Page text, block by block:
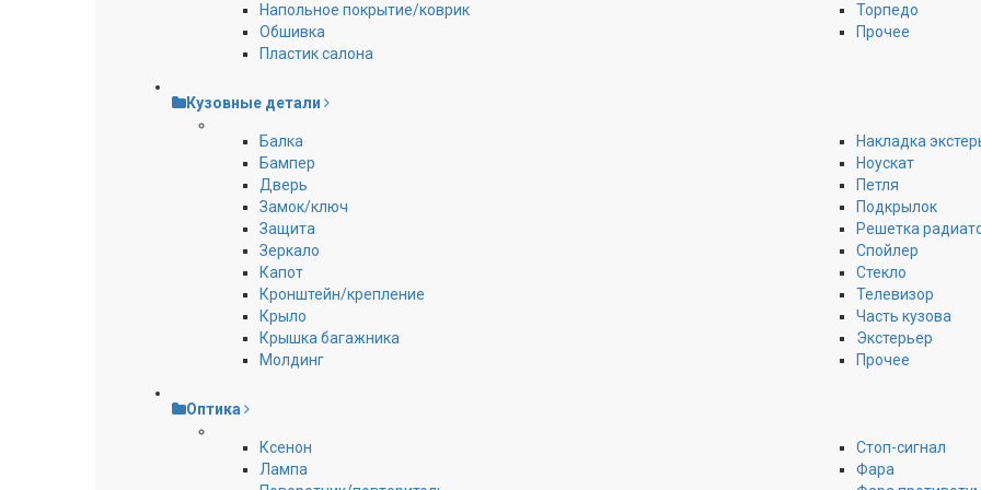
Напольное покрытие/коврик
Обшивка
Пластик салона
Торпедо
Прочее
Кузовные детали
Балка
Бампер
Дверь
Замок/ключ
Защита
Зеркало
Капот
Кронштейн/крепление
Крыло
Крышка багажника
Молдинг
Накладка
Ноускат
Петля
Подкрылок
Решетка
Спойлер
Стекло
Телевизор
Часть кузова
Экстерьер
Прочее
Оптика
Ксенон
Лампа
Стоп-сигнал
Фара